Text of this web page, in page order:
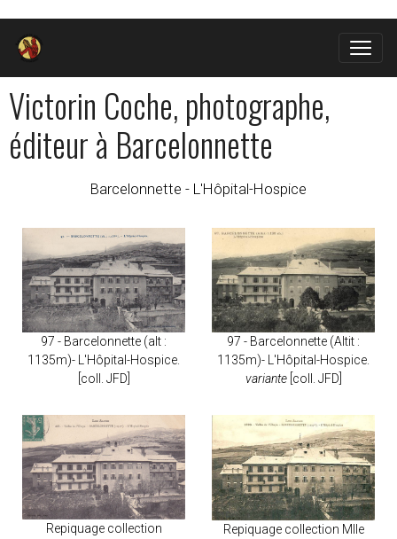
Victorin Coche, photographe,
éditeur à Barcelonnette
Barcelonnette - L'Hôpital-Hospice
97 - Barcelonnette (alt :
1135m)- L'Hôpital-Hospice.
[coll. JFD]
97 - Barcelonnette (Altit :
1135m)- L'Hôpital-Hospice.
variante[coll. JFD]
Repiquage collection
Repiquage collection Mlle